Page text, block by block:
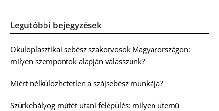
Legutóbbi bejegyzések
Okuloplasztikai sebész szakorvosok Magyarországon:
milyen szempontok alapján válasszunk?
Miért nélkülözhetetlen a szájsebész munkája?
Szürkehályog műtét utáni felépülés: milyen ütemű